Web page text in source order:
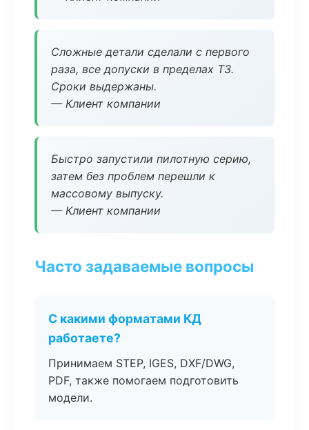
Сложные детали сделали с первого
раза, все допуски в пределах ТЗ.
Сроки выдержаны.
— Клиент компании
Быстро запустили пилотную серию,
затем без проблем перешли к
массовому выпуску.
— Клиент компании
Часто задаваемые вопросы
С какими форматами КД
работаете?
Принимаем STEP, IGES, DXF/DWG,
PDF, также помогаем подготовить
модели.